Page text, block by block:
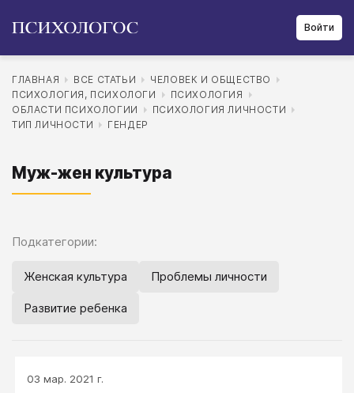
Войти
ГЛАВНАЯ ВСЕ СТАТЬИ
ЧЕЛОВЕК И ОБЩЕСТВО
ПСИХОЛОГИЯ, ПСИХОЛОГИ
ПСИХОЛОГИЯ
ОБЛАСТИ ПСИХОЛОГИИ
ПСИХОЛОГИЯ ЛИЧНОСТИ
ТИП ЛИЧНОСТИ
ГЕНДЕР
Муж-жен культура
Подкатегории:
Женская культура Проблемы личности
Развитие ребенка
03 мар. 2021 г.